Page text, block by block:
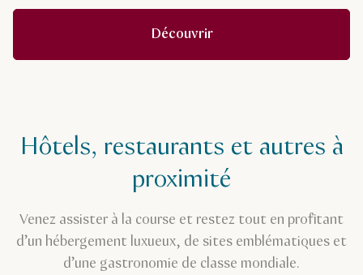
Découvrir
Hôtels, restaurants et autres à
proximité
Venez assister à la course et restez tout en profitant
d’un hébergement luxueux, de sites emblématiques et
d’une gastronomie de classe mondiale.